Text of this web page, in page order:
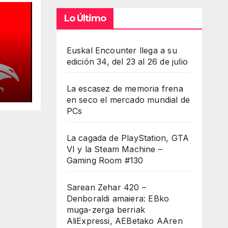
Lo Último
Euskal Encounter llega a su
edición 34, del 23 al 26 de julio
La escasez de memoria frena
en seco el mercado mundial de
PCs
La cagada de PlayStation, GTA
VI y la Steam Machine –
Gaming Room #130
Sarean Zehar 420 –
Denboraldi amaiera: EBko
muga-zerga berriak
AliExpressi, AEBetako AAren